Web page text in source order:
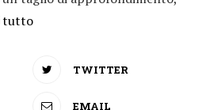
tutto
TWITTER
EMAIL